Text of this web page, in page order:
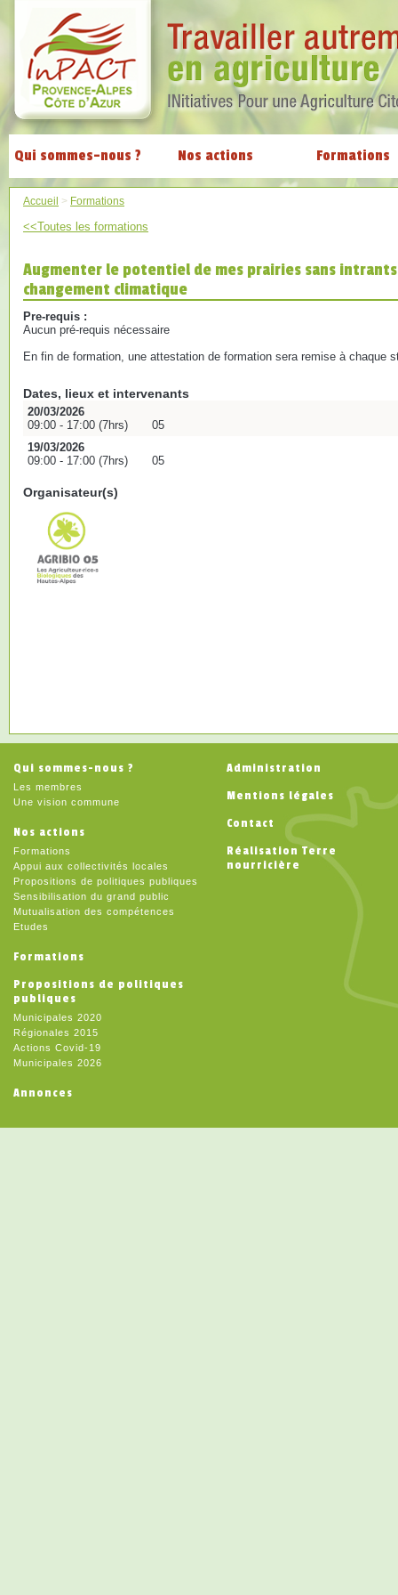
Qui sommes-nous ? Nos actions Formations
Accueil > Formations
<<Toutes les formations
Augmenter le potentiel de mes prairies sans
changement climatique
Pre-requis :
Aucun pré-requis nécessaire
En fin de formation, une attestation de formation sera remise à chaque
Dates, lieux et intervenants
20/03/2026
09:00 - 17:00 (7hrs)
05
19/03/2026
09:00 - 17:00 (7hrs)
05
Organisateur(s)
Qui sommes-nous ?
Les membres
Une vision commune
Nos actions
Formations
Appui aux collectivités locales
Propositions de politiques publiques
Sensibilisation du grand public
Mutualisation des compétences
Etudes
Formations
Propositions de politiques
publiques
Municipales 2020
Régionales 2015
Actions Covid-19
Municipales 2026
Annonces
Administration
Mentions légales
Contact
Réalisation Terre
nourricière